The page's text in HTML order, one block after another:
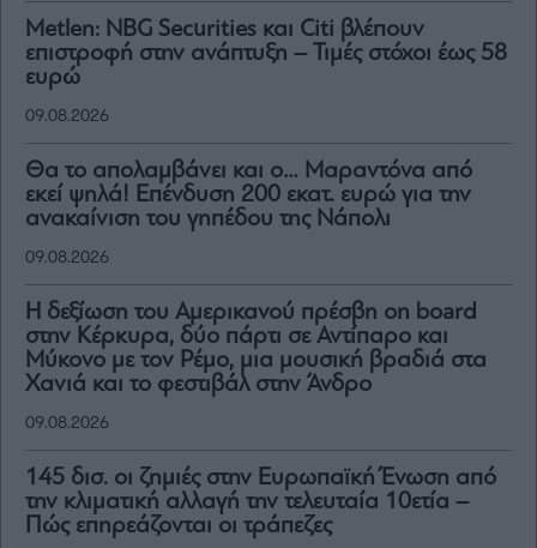
Metlen: NBG Securities και Citi βλέπουν
επιστροφή στην ανάπτυξη – Τιμές στόχοι έως 58
ευρώ
09.08.2026
Θα το απολαμβάνει και ο… Μαραντόνα από
εκεί ψηλά! Επένδυση 200 εκατ. ευρώ για την
ανακαίνιση του γηπέδου της Νάπολι
09.08.2026
H δεξίωση του Αμερικανού πρέσβη on board
στην Κέρκυρα, δύο πάρτι σε Αντίπαρο και
Μύκονο με τον Ρέμο, μια μουσική βραδιά στα
Χανιά και το φεστιβάλ στην Άνδρο
09.08.2026
145 δισ. οι ζημιές στην Ευρωπαϊκή Ένωση από
την κλιματική αλλαγή την τελευταία 10ετία –
Πώς επηρεάζονται οι τράπεζες